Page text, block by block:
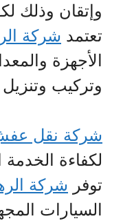
وإتقان وذلك
تعتمد شركة
الأجهزة
وتركيب
شركة نقل
لكفاءة
توفر شركة
السيارات